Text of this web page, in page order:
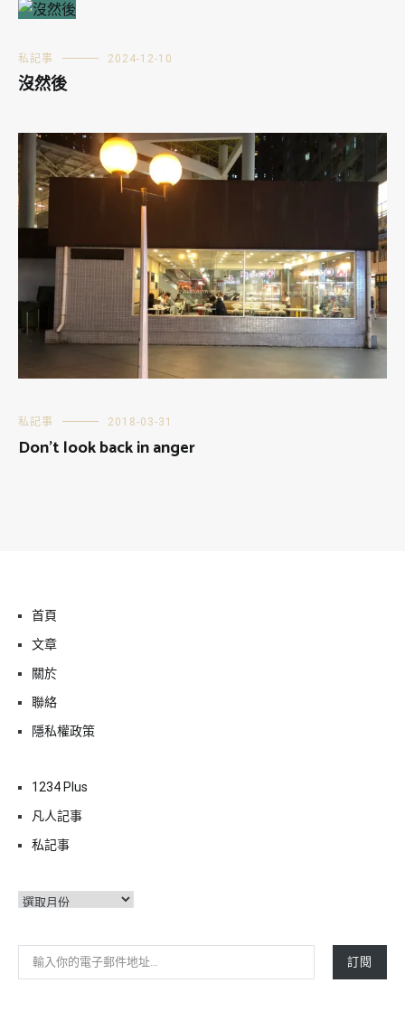
私記事 2024-12-10
沒然後
私記事 2018-03-31
Don’t look back in anger
首頁
文章
關於
聯絡
隱私權政策
1234 Plus
凡人記事
私記事
彙
輸入你的電子郵件地址…
訂閱